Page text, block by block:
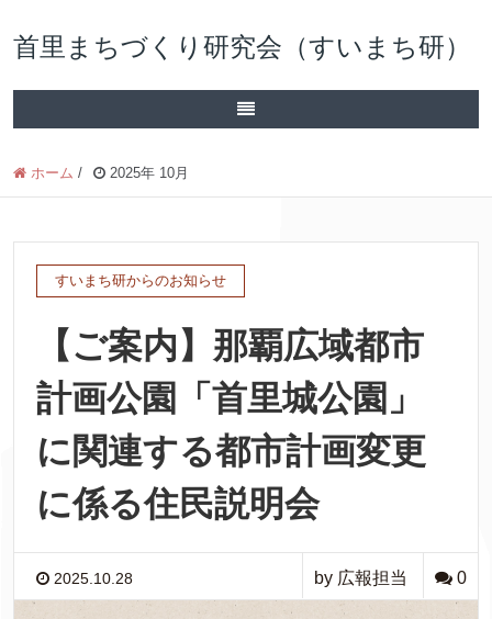
首里まちづくり研究会（すいまち研）
ホーム / 2025年 10月
すいまち研からのお知らせ
【ご案内】那覇広域都市
計画公園「首里城公園」
に関連する都市計画変更
に係る住民説明会
2025.10.28 by 広報担当 0